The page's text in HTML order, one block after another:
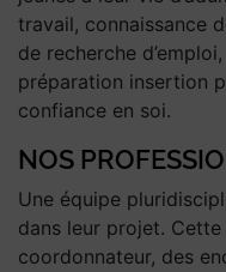
travail, connaissance
de recherche
préparation insertion
confiance en soi.
NOS
Une équipe
dans leur projet.
coordonnateur, des